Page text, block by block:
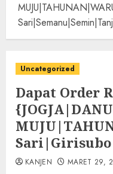
Uncategorized
Dapat Order
KANJEN MARET 29,